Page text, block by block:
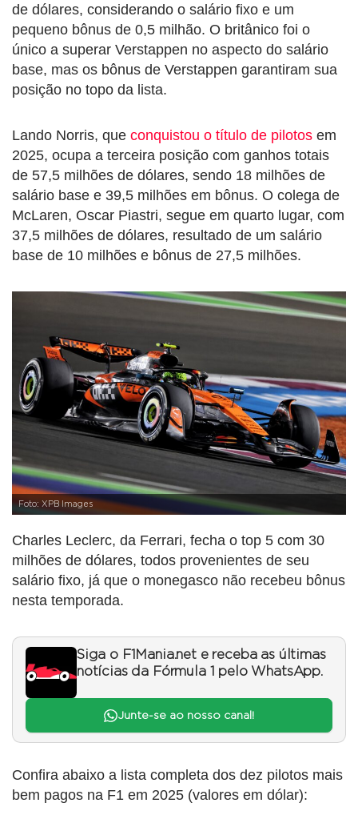
de dólares, considerando o salário fixo e um
pequeno bônus de 0,5 milhão. O britânico foi o
único a superar Verstappen no aspecto do salário
base, mas os bônus de Verstappen garantiram sua
posição no topo da lista.
Lando Norris, que conquistou o título de pilotos em
2025, ocupa a terceira posição com ganhos totais
de 57,5 milhões de dólares, sendo 18 milhões de
salário base e 39,5 milhões em bônus. O colega de
McLaren, Oscar Piastri, segue em quarto lugar, com
37,5 milhões de dólares, resultado de um salário
base de 10 milhões e bônus de 27,5 milhões.
Foto: XPB Images
Charles Leclerc, da Ferrari, fecha o top 5 com 30
milhões de dólares, todos provenientes de seu
salário fixo, já que o monegasco não recebeu bônus
nesta temporada.
Siga o F1Mania.net e receba as últimas
notícias da Fórmula 1 pelo WhatsApp.
Junte-se ao nosso canal!
Confira abaixo a lista completa dos dez pilotos mais
bem pagos na F1 em 2025 (valores em dólar):